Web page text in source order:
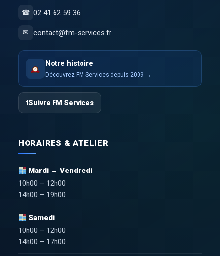
☎ 02 41 62 59 36
✉ contact@fm-services.fr
Notre histoire
Découvrez FM Services depuis 2009 →
fSuivre FM Services
HORAIRES & ATELIER
Mardi → Vendredi
10h00 – 12h00
14h00 – 19h00
Samedi
10h00 – 12h00
14h00 – 17h00